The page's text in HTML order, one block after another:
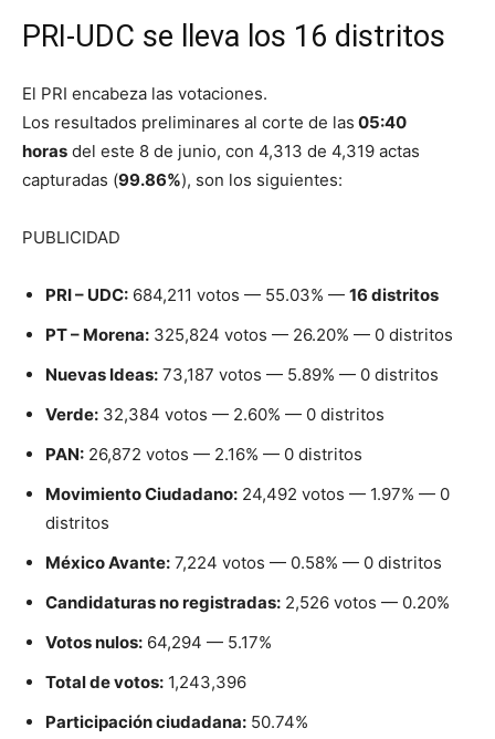
PRI-UDC se lleva los 16 distritos
El PRI encabeza las votaciones.
Los resultados preliminares al corte de las 05:40
horas del este 8 de junio, con 4,313 de 4,319 actas
capturadas (99.86%), son los siguientes:
PUBLICIDAD
PRI – UDC: 684,211 votos — 55.03% — 16 distritos
PT – Morena: 325,824 votos — 26.20% — 0 distritos
Nuevas Ideas: 73,187 votos — 5.89% — 0 distritos
Verde: 32,384 votos — 2.60% — 0 distritos
PAN: 26,872 votos — 2.16% — 0 distritos
Movimiento Ciudadano: 24,492 votos — 1.97% — 0
distritos
México Avante: 7,224 votos — 0.58% — 0 distritos
Candidaturas no registradas: 2,526 votos — 0.20%
Votos nulos: 64,294 — 5.17%
Total de votos: 1,243,396
Participación ciudadana: 50.74%